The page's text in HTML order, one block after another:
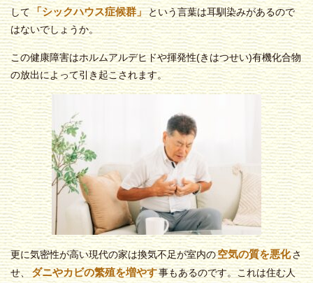
して「シックハウス症候群」という言葉は耳馴染みがあるので
はないでしょうか。
この健康障害はホルムアルデヒドや揮発性(きはつせい)有機化合物
の放出によって引き起こされます。
更に気密性が高い現代の家は換気不足が室内の空気の質を悪化さ
せ、ダニやカビの繁殖を増やす事もあるのです。これは住む人